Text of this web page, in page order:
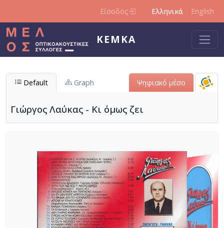
Είσοδος Ελληνικά English
ΚΕΜΚΑ
Default Graph Ψηφιακό μέσο
Γιώργος Λαύκας - Κι όμως ζει